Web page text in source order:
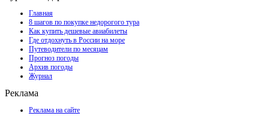
Главная
8 шагов по покупке недорогого тура
Как купить дешевые авиабилеты
Где отдохнуть в России на море
Путеводители по месяцам
Прогноз погоды
Архив погоды
Журнал
Реклама
Реклама на сайте